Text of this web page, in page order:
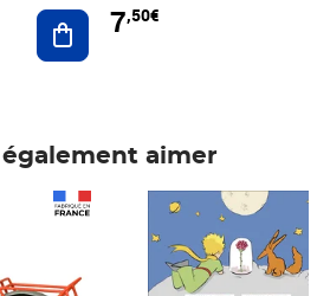
Ajouter au panier
7,50€
aimer
Prix 7,50€